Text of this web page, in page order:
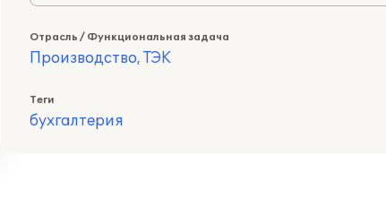
Отрасль / Функциональная задача
Производство, ТЭК
Теги
бухгалтерия